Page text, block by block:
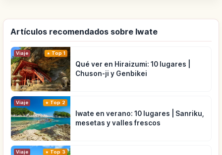
Artículos recomendados sobre Iwate
Viaje Top 1
Qué ver en Hiraizumi: 10 lugares |
Chuson-ji y Genbikei
Viaje Top 2
Iwate en verano: 10 lugares | Sanriku,
mesetas y valles frescos
Viaje Top 3